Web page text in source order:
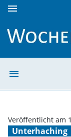
menu
menu
Unterhaching
Veröffentlicht am